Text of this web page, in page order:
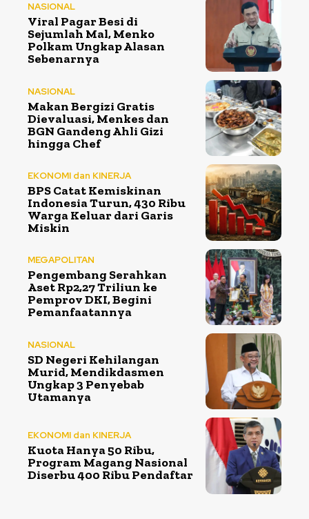
NASIONAL
Viral Pagar Besi di
Sejumlah Mal, Menko
Polkam Ungkap Alasan
Sebenarnya
NASIONAL
Makan Bergizi Gratis
Dievaluasi, Menkes dan
BGN Gandeng Ahli Gizi
hingga Chef
EKONOMI dan KINERJA
BPS Catat Kemiskinan
Indonesia Turun, 430 Ribu
Warga Keluar dari Garis
Miskin
MEGAPOLITAN
Pengembang Serahkan
Aset Rp2,27 Triliun ke
Pemprov DKI, Begini
Pemanfaatannya
NASIONAL
SD Negeri Kehilangan
Murid, Mendikdasmen
Ungkap 3 Penyebab
Utamanya
EKONOMI dan KINERJA
Kuota Hanya 50 Ribu,
Program Magang Nasional
Diserbu 400 Ribu Pendaftar